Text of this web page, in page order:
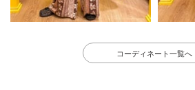
コーディネート一覧へ